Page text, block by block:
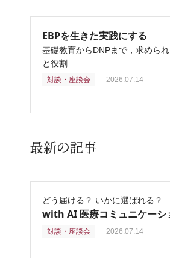
EBPを生きた実践にする
基礎教育からDNPまで，求めら
と役割
対談・座談会 2026.07.14
最新の記事
どう届ける？ いかに選ばれる？
with AI 医療コミュニケーシ
対談・座談会 2026.07.14